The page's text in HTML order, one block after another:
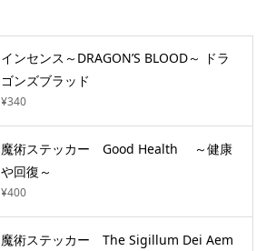
インセンス～DRAGON’S BLOOD～ ドラ
ゴンズブラッド
¥340
魔術ステッカー Good Health ～健康
や回復～
¥400
魔術ステッカー The Sigillum Dei Aem